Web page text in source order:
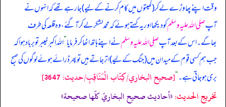
وقت اپنے پھاوڑے لے کر (کھیتوں میں کام کرنے کے لیے) جا رہے تھے کہ انہوں نے
آپصلی اللہ علیہ وسلمکو دیکھا اور یہ کہتے ہوئے کہ محمد لشکر لے کر آ گئے، وہ قلعہ کی طرف
بھاگے۔ اس کے بعد آپصلی اللہ علیہ وسلمنے اپنے ہاتھ اٹھا کر فرمایا”اللہ اکبر خیبر تو برباد ہوا کہ
جب ہم کسی قوم کے میدان میں (جنگ کے لیے) اتر جاتے ہیں تو پھر ڈرائے ہوئے لوگوں کی صبح
بری ہو جاتی ہے۔“[صحيح البخاري/كِتَاب الْمَنَاقِبِ/حدیث: 3647]
تخریج الحدیث:«أحاديث صحيح البخاريّ كلّها صحيحة»